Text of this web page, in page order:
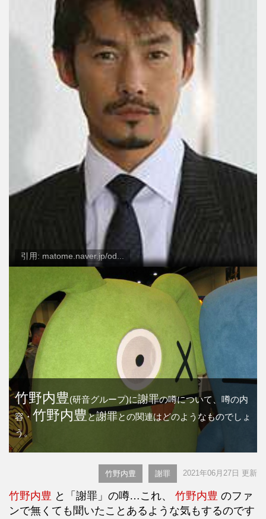
引用: matome.naver.jp/od...
竹野内豊(研音グループ)に謝罪の噂について、噂の内
容・ 竹野内豊 と謝罪との関連はどのようなものでしょ
う。
竹野内豊 謝罪 2021年06月27日 更新
竹野内豊 と「謝罪」の噂…これ、 竹野内豊 のファ
ンで無くても聞いたことあるような気もするのです